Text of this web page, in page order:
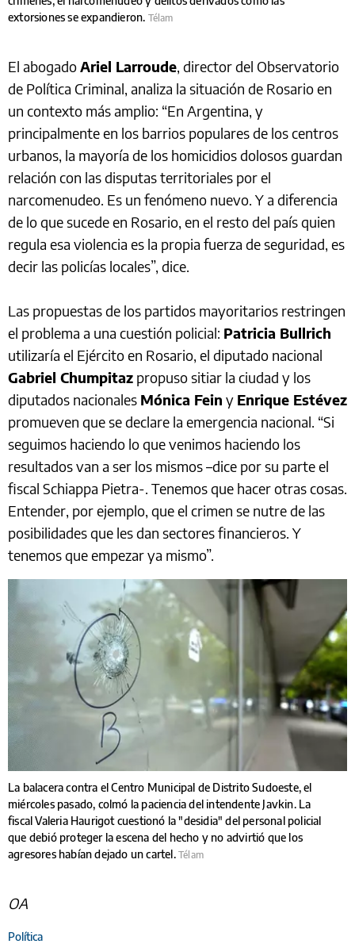
extorsiones se expandieron. Télam
El abogadoAriel Larroude, director del Observatorio
de Política Criminal, analiza la situación de Rosario en
un contexto más amplio: “En Argentina, y
principalmente en los barrios populares de los centros
urbanos, la mayoría de los homicidios dolosos guardan
relación con las disputas territoriales por el
narcomenudeo. Es un fenómeno nuevo. Y a diferencia
de lo que sucede en Rosario, en el resto del país quien
regula esa violencia es la propia fuerza de seguridad, es
decir las policías locales”, dice.
Las propuestas de los partidos mayoritarios restringen
el problema a una cuestión policial: Patricia Bullrich
utilizaría el Ejército en Rosario, el diputado nacional
Gabriel Chumpitaz propuso sitiar la ciudad y los
diputados nacionales Mónica Fein y Enrique Estévez
promueven que se declare la emergencia nacional. “Si
seguimos haciendo lo que venimos haciendo los
resultados van a ser los mismos –dice por su parte el
fiscal Schiappa Pietra-. Tenemos que hacer otras cosas.
Entender, por ejemplo, que el crimen se nutre de las
posibilidades que les dan sectores financieros. Y
tenemos que empezar ya mismo”.
La balacera contra el Centro Municipal de Distrito Sudoeste, el
miércoles pasado, colmó la paciencia del intendente Javkin. La
fiscal Valeria Haurigot cuestionó la "desidia" del personal policial
que debió proteger la escena del hecho y no advirtió que los
agresores habían dejado un cartel. Télam
OA
Política